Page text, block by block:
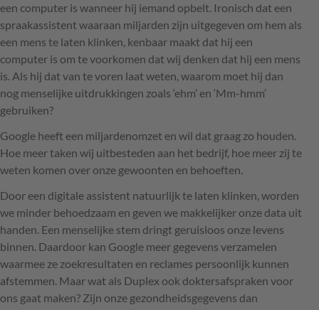
een computer is wanneer hij iemand opbelt. Ironisch dat een
spraakassistent waaraan miljarden zijn uitgegeven om hem als
een mens te laten klinken, kenbaar maakt dat hij een
computer is om te voorkomen dat wij denken dat hij een mens
is. Als hij dat van te voren laat weten, waarom moet hij dan
nog menselijke uitdrukkingen zoals ‘ehm’ en ‘Mm-hmm’
gebruiken?
Google heeft een miljardenomzet en wil dat graag zo houden.
Hoe meer taken wij uitbesteden aan het bedrijf, hoe meer zij te
weten komen over onze gewoonten en behoeften.
Door een digitale assistent natuurlijk te laten klinken, worden
we minder behoedzaam en geven we makkelijker onze data uit
handen. Een menselijke stem dringt geruisloos onze levens
binnen. Daardoor kan Google meer gegevens verzamelen
waarmee ze zoekresultaten en reclames persoonlijk kunnen
afstemmen. Maar wat als Duplex ook doktersafspraken voor
ons gaat maken? Zijn onze gezondheidsgegevens dan